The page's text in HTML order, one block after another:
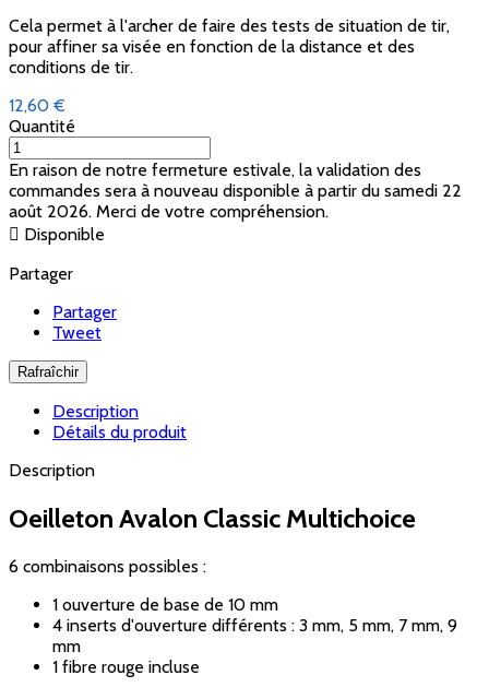
Cela permet à l'archer de faire des tests de situation de tir,
pour affiner sa visée en fonction de la distance et des
conditions de tir.
12,60 €
Quantité
En raison de notre fermeture estivale, la validation des
commandes sera à nouveau disponible à partir du samedi 22
août 2026. Merci de votre compréhension.
 Disponible
Partager
Partager
Tweet
Description
Détails du produit
Description
Oeilleton Avalon Classic Multichoice
6 combinaisons possibles :
1 ouverture de base de 10 mm
4 inserts d'ouverture différents : 3 mm, 5 mm, 7 mm, 9
mm
1 fibre rouge incluse